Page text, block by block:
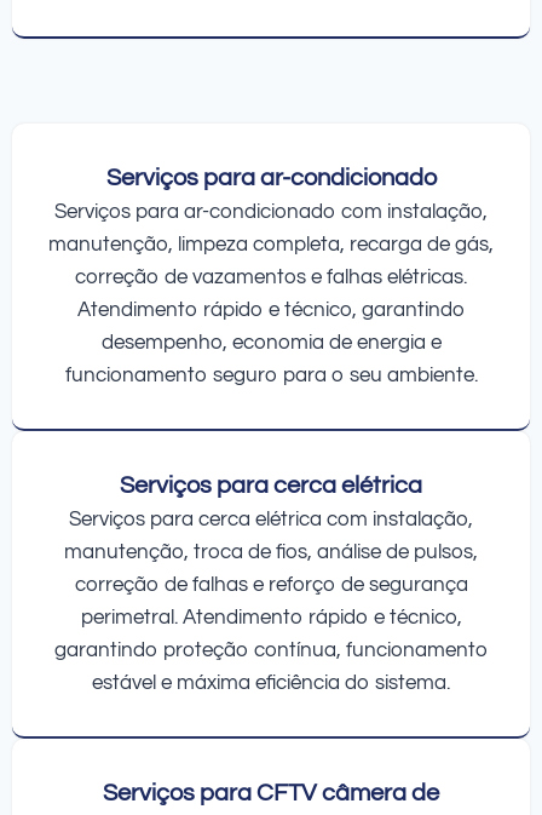
Serviços para ar-condicionado
Serviços para ar-condicionado com instalação,
manutenção, limpeza completa, recarga de gás,
correção de vazamentos e falhas elétricas.
Atendimento rápido e técnico, garantindo
desempenho, economia de energia e
funcionamento seguro para o seu ambiente.
Serviços para cerca elétrica
Serviços para cerca elétrica com instalação,
manutenção, troca de fios, análise de pulsos,
correção de falhas e reforço de segurança
perimetral. Atendimento rápido e técnico,
garantindo proteção contínua, funcionamento
estável e máxima eficiência do sistema.
Serviços para CFTV câmera de